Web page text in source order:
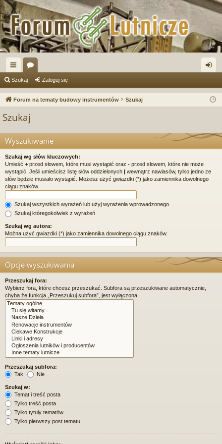
ię
ce
or
a og
ę
Szukaj Zaloguj się
Forum na tematy budowy instrumentów Szukaj
Szukaj
Wyszukiwanie
Szukaj wg słów kluczowych:
Umieść + przed słowem, które musi wystąpić oraz - przed słowem, które nie może
wystąpić. Jeśli umieścisz listę słów oddzielonych | wewnątrz nawiasów, tylko jedno ze
słów będzie musiało wystąpić. Możesz użyć gwiazdki (*) jako zamiennika dowolnego
ciągu znaków.
Szukaj wszystkich wyrażeń lub użyj wyrażenia wprowadzonego
Szukaj któregokolwiek z wyrażeń
Szukaj wg autora:
Można użyć gwiazdki (*) jako zamiennika dowolnego ciągu znaków.
Opcje wyszukiwania
Przeszukaj fora:
Wybierz fora, które chcesz przeszukać. Subfora są przeszukiwane automatycznie,
chyba że funkcja „Przeszukuj subfora”, jest wyłączona.
Przeszukaj subfora:
Tak
Nie
Szukaj w:
Temat i treść posta
Tylko treść posta
Tylko tytuły tematów
Tylko pierwszy post tematu